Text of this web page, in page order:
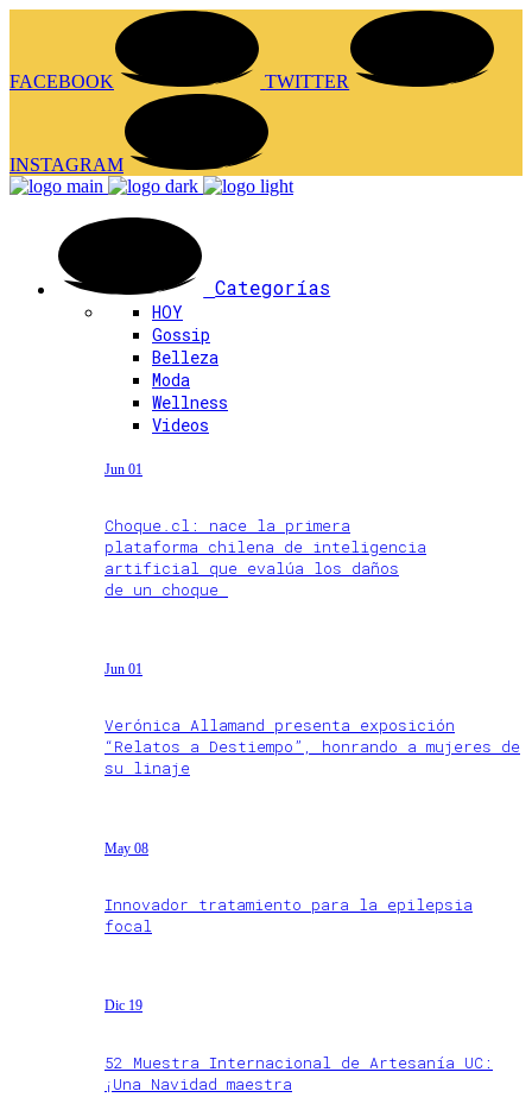
FACEBOOK TWITTER
INSTAGRAM
Categorías
HOY
Gossip
Belleza
Moda
Wellness
Videos
Jun 01
Choque.cl: nace la primera
plataforma chilena de inteligencia
artificial que evalúa los daños
de un choque
Jun 01
Verónica Allamand presenta exposición
“Relatos a Destiempo”, honrando a mujeres de
su linaje
May 08
Innovador tratamiento para la epilepsia
focal
Dic 19
52 Muestra Internacional de Artesanía UC:
¡Una Navidad maestra